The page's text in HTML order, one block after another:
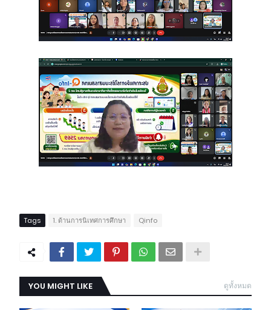
Tags 1. ด้านการนิเทศการศึกษา Qinfo
YOU MIGHT LIKE ดูทั้งหมด